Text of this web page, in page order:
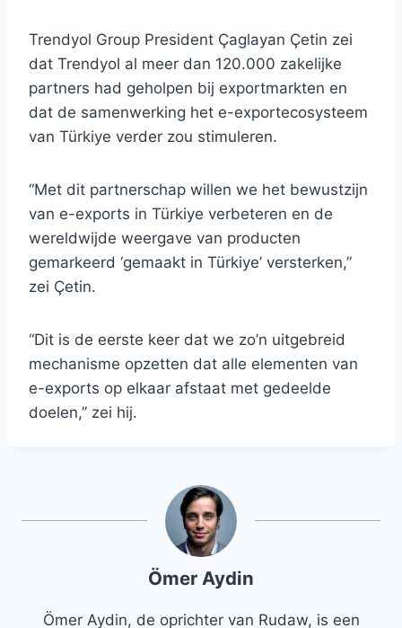
Trendyol Group President Çaglayan Çetin zei
dat Trendyol al meer dan 120.000 zakelijke
partners had geholpen bij exportmarkten en
dat de samenwerking het e-exportecosysteem
van Türkiye verder zou stimuleren.
“Met dit partnerschap willen we het bewustzijn
van e-exports in Türkiye verbeteren en de
wereldwijde weergave van producten
gemarkeerd ‘gemaakt in Türkiye’ versterken,”
zei Çetin.
“Dit is de eerste keer dat we zo’n uitgebreid
mechanisme opzetten dat alle elementen van
e-exports op elkaar afstaat met gedeelde
doelen,” zei hij.
Ömer Aydin
Ömer Aydin, de oprichter van Rudaw, is een